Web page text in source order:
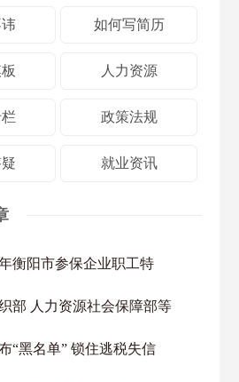
如何写简历
人力资源
政策法规
就业资讯
衡阳市参保企业职工特
部 人力资源社会保障部等
“黑名单” 锁住逃税失信